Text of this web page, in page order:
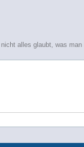
alles glaubt, was